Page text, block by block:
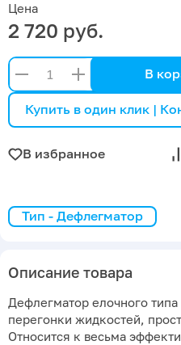
Цена
2 720 руб.
В
Купить в один клик |
В избранное
Тип - Дефлегматор
Описание товара
Дефлегматор елочного
перегонки жидкостей,
Относится к весьма